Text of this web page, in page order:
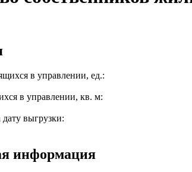
в управлении, ед.:
в управлении, кв. м:
выгрузки:
информация